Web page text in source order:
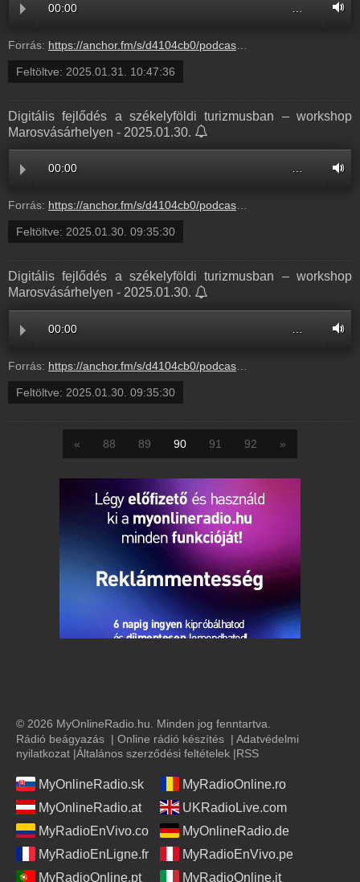
00:00
Forrás: https://anchor.fm/s/d4104cb0/podcast/play/97819778/https%3A%2F%2Fd3ctxlq1ktw2nl.cloudfront.net%2Fstaging%2F2025-0-31%2F394032951-44100-2-daaeed478b489.m4a
Feltöltve: 2025.01.31. 10:47:36
Digitális fejlődés a székelyföldi turizmusban – workshop
Marosvásárhelyen - 2025.01.30.
00:00 …
Forrás: https://anchor.fm/s/d4104cb0/podcast/play/97770957/https%3A%2F%2Fd3ctxlq1ktw2nl.cloudfront.net%2Fstaging%2F2025-0-30%2F393971370-44100-2-dc19d8a516d18.m4a
Feltöltve: 2025.01.30. 09:35:30
Digitális fejlődés a székelyföldi turizmusban – workshop
Marosvásárhelyen - 2025.01.30.
00:00
Forrás: https://anchor.fm/s/d4104cb0/podcast/play/97770957/https%3A%2F%2Fd3ctxlq1ktw2nl.cloudfront.net%2Fstaging%2F2025-0-30%2F393971370-44100-2-dc19d8a516d18.m4a
Feltöltve: 2025.01.30. 09:35:30
« 88 89 90 91 92 »
© 2026 MyOnlineRadio.hu. Minden jog fenntartva.
Rádió beágyazás | Online rádió készítés | Adatvédelmi
nyilatkozat |Általános szerződési feltételek |RSS
MyOnlineRadio.sk
MyRadioOnline.ro
MyOnlineRadio.at
UKRadioLive.com
MyRadioEnVivo.co
MyOnlineRadio.de
MyRadioEnLigne.fr
MyRadioEnVivo.pe
MyRadioOnline.pt
MyRadioOnline.it